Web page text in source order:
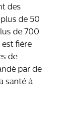
des
de 50
de 700
fière
de
par de
santé à